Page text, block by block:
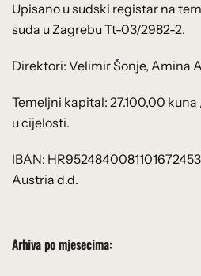
Upisano u sudski registar na
suda u Zagrebu Tt-03/2982-2.
Direktori: Velimir Šonje, Amina
Temeljni kapital: 27.100,00 kuna
u cijelosti.
IBAN:
Austria d.d.
Arhiva po mjesecima: